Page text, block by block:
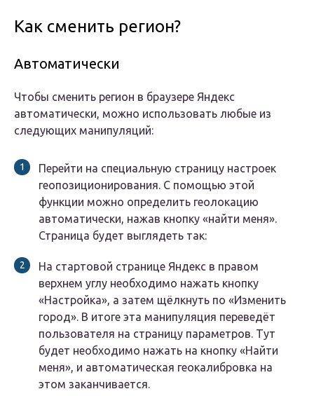
Как сменить регион?
Автоматически
Чтобы сменить регион в браузере Яндекс
автоматически, можно использовать любые из
следующих манипуляций:
Перейти на специальную страницу настроек
геопозиционирования. С помощью этой
функции можно определить геолокацию
автоматически, нажав кнопку «найти меня».
Страница будет выглядеть так:
На стартовой странице Яндекс в правом
верхнем углу необходимо нажать кнопку
«Настройка», а затем щёлкнуть по «Изменить
город». В итоге эта манипуляция переведёт
пользователя на страницу параметров. Тут
будет необходимо нажать на кнопку «Найти
меня», и автоматическая геокалибровка на
этом заканчивается.